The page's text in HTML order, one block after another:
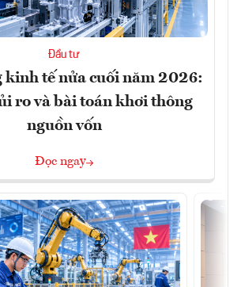
Đầu tư
kinh tế nửa cuối năm 2026:
ro và bài toán khơi thông
nguồn vốn
Đọc ngay